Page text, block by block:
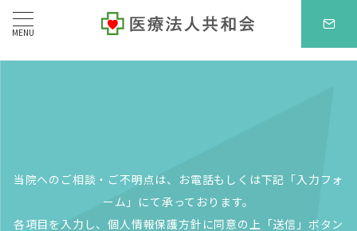
MENU
当院へのご相談・ご不明点は、お電話もしくは下記「入力フォ
ーム」にて承っております。
各項目を入力し、個人情報保護方針に同意の上「送信」ボタン